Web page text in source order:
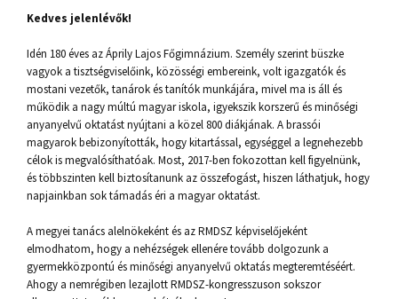
Kedves jelenlévők!
Idén 180 éves az Áprily Lajos Főgimnázium. Személy szerint büszke
vagyok a tisztségviselőink, közösségi embereink, volt igazgatók és
mostani vezetők, tanárok és tanítók munkájára, mivel ma is áll és
működik a nagy múltú magyar iskola, igyekszik korszerű és minőségi
anyanyelvű oktatást nyújtani a közel 800 diákjának. A brassói
magyarok bebizonyították, hogy kitartással, egységgel a legnehezebb
célok is megvalósíthatóak. Most, 2017-ben fokozottan kell figyelnünk,
és többszinten kell biztosítanunk az összefogást, hiszen láthatjuk, hogy
napjainkban sok támadás éri a magyar oktatást.
A megyei tanács alelnökeként és az RMDSZ képviselőjeként
elmodhatom, hogy a nehézségek ellenére tovább dolgozunk a
gyermekközpontú és minőségi anyanyelvű oktatás megteremtéséért.
Ahogy a nemrégiben lezajlott RMDSZ-kongresszuson sokszor